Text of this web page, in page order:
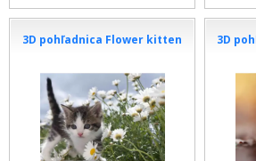
3D pohľadnica Flower kitten 3D